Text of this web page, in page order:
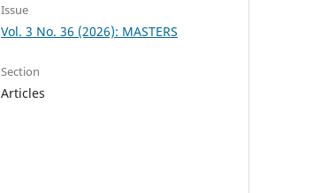
Issue
Vol. 3 No. 36 (2026): MASTERS
Section
Articles